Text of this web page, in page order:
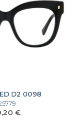
D2 0098
€